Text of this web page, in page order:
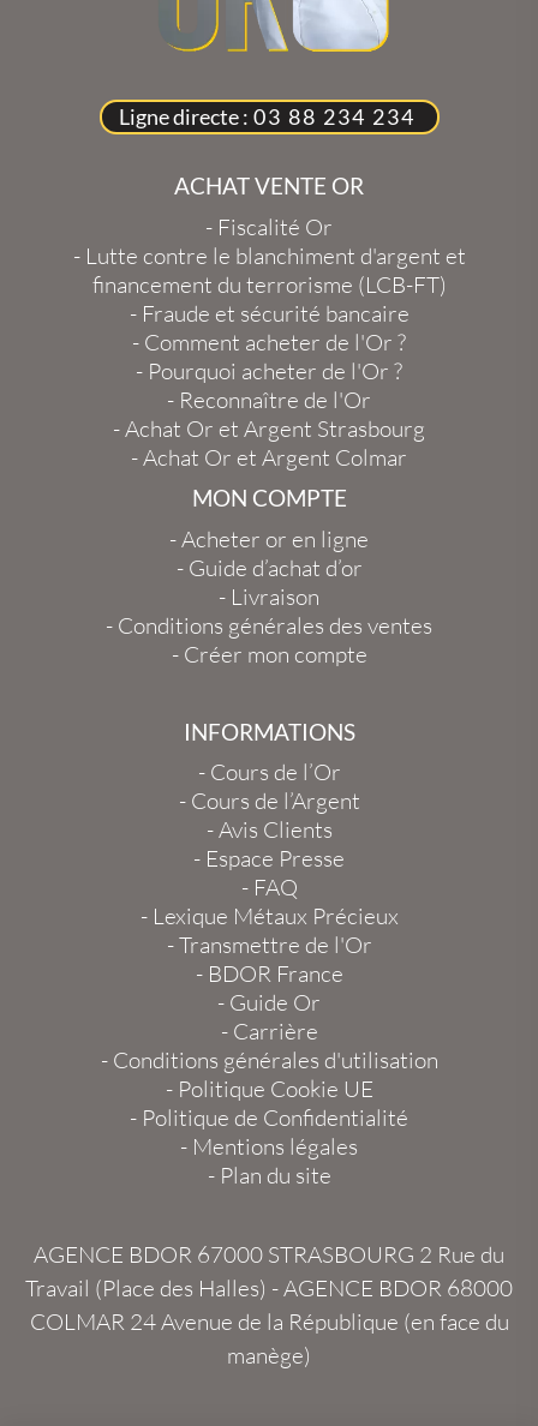
Ligne directe : 03 88 234 234
ACHAT VENTE OR
- Fiscalité Or
- Lutte contre le blanchiment d'argent et
financement du terrorisme (LCB-FT)
- Fraude et sécurité bancaire
- Comment acheter de l'Or ?
- Pourquoi acheter de l'Or ?
- Reconnaître de l'Or
-Achat Or et Argent Strasbourg
-Achat Or et Argent Colmar
MON COMPTE
-Acheter or en ligne
- Guide d’achat d’or
- Livraison
- Conditions générales des ventes
- Créer mon compte
INFORMATIONS
- Cours de l’Or
- Cours de l’Argent
-Avis Clients
- Espace Presse
- FAQ
- Lexique Métaux Précieux
-Transmettre de l'Or
- BDOR France
- Guide Or
- Carrière
- Conditions générales d'utilisation
- Politique Cookie UE
- Politique de Confidentialité
- Mentions légales
- Plan du site
AGENCE BDOR 67000 STRASBOURG 2 Rue du
Travail (Place des Halles) -AGENCE BDOR 68000
COLMAR24 Avenue de la République (en face du
manège)